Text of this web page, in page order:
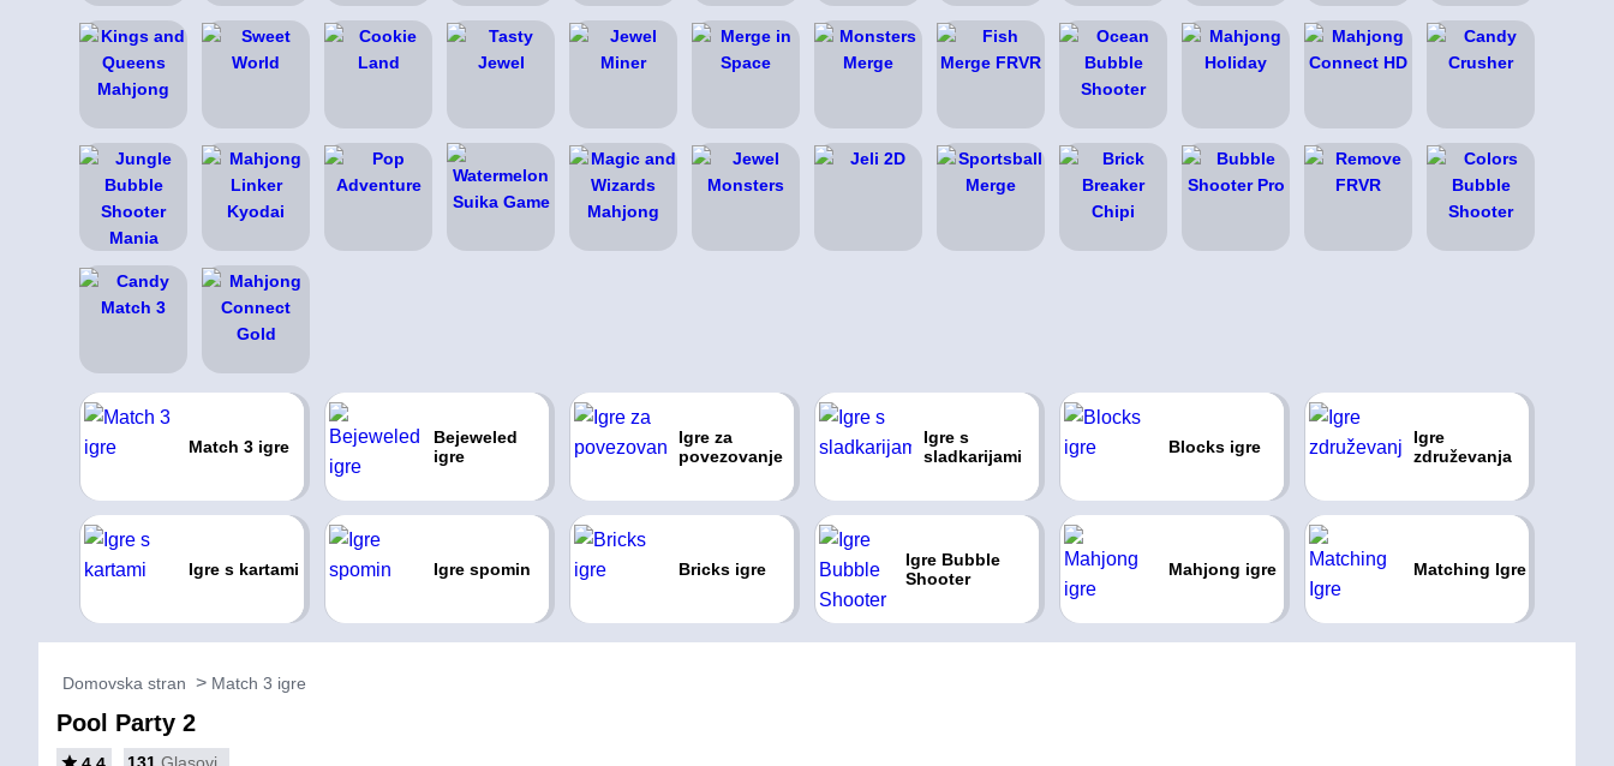
Match 3 igre
Bejeweled
igre
Igre za
povezovanje
Igre s
sladkarijami
Blocks igre
Igre
združevanja
Igre s kartami Igre spomin Bricks igre
Igre Bubble
Shooter
Mahjong igre Matching Igre
Domovska stran Match 3 igre
Pool Party 2